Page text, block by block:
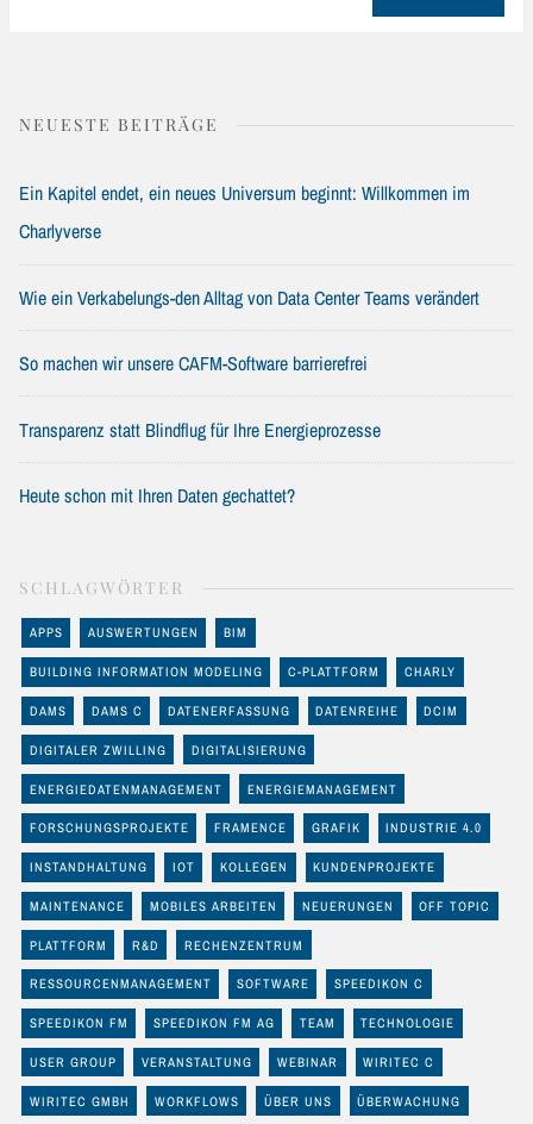
NEUESTE BEITRÄGE
Ein Kapitel endet, ein neues Universum beginnt: Willkommen im
Charlyverse
Wie ein Verkabelungs-den Alltag von Data Center Teams verändert
So machen wir unsere CAFM-Software barrierefrei
Transparenz statt Blindflug für Ihre Energieprozesse
Heute schon mit Ihren Daten gechattet?
SCHLAGWÖRTER
APPS AUSWERTUNGEN BIM
BUILDING INFORMATION MODELING C-PLATTFORM CHARLY
DAMS DAMS C DATENERFASSUNG DATENREIHE DCIM
DIGITALER ZWILLING DIGITALISIERUNG
ENERGIEDATENMANAGEMENT ENERGIEMANAGEMENT
FORSCHUNGSPROJEKTE FRAMENCE GRAFIK INDUSTRIE 4.0
INSTANDHALTUNG IOT KOLLEGEN KUNDENPROJEKTE
MAINTENANCE MOBILES ARBEITEN NEUERUNGEN OFF TOPIC
PLATTFORM R&D RECHENZENTRUM
RESSOURCENMANAGEMENT SOFTWARE SPEEDIKON C
SPEEDIKON FM SPEEDIKON FM AG TEAM TECHNOLOGIE
USER GROUP VERANSTALTUNG WEBINAR WIRITEC C
WIRITEC GMBH WORKFLOWS ÜBER UNS ÜBERWACHUNG